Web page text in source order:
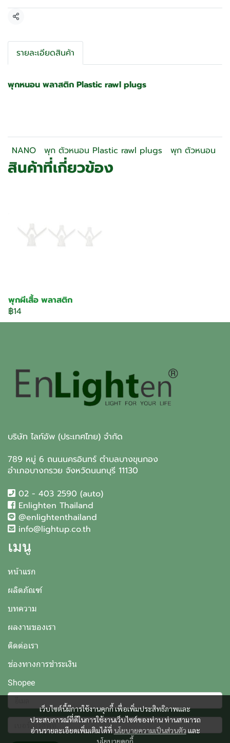
แชร์
รายละเอียดสินค้า
พุกหนอน พลาสติก Plastic rawl plugs
NANO พุก ตัวหนอน Plastic rawl plugs พุก ตัวหนอน
สินค้าที่เกี่ยวข้อง
พุกผีเสื้อ พลาสติก
฿14
เว็บไซต์นี้มีการใช้งานคุกกี้ เพื่อเพิ่มประสิทธิภาพและ
ประสบการณ์ที่ดีในการใช้งานเว็บไซต์ของท่าน ท่านสามารถ
อ่านรายละเอียดเพิ่มเติมได้ที่ นโยบายความเป็นส่วนตัว และ
นโยบายคุกกี้
บริษัท ไลท์อัพ (ประเทศไทย) จำกัด
789 หมู่ 6 ถนนนครอินทร์ ตำบลบางขุนกอง
อำเภอบางกรวย จังหวัดนนทบุรี 11130
02 - 403 2590 (auto)
Enlighten Thailand
@enlightenthailand
info@lightup.co.th
เมนู
หน้าแรก
ผลิตภัณฑ์
บทความ
ผลงานของเรา
ติดต่อเรา
ช่องทางการชำระเงิน
Shopee